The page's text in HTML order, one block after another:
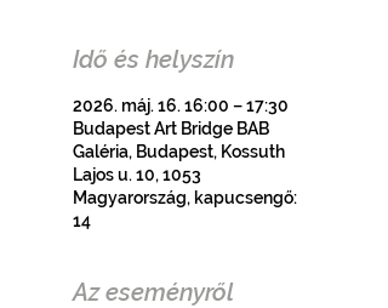
Idő és helyszín
2026. máj. 16. 16:00 – 17:30
Budapest Art Bridge BAB
Galéria, Budapest, Kossuth
Lajos u. 10, 1053
Magyarország, kapucsengő:
14
Az eseményről